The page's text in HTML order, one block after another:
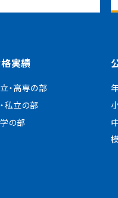
実績
・高専の部
私立の部
の部